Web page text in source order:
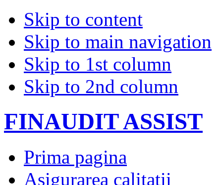
Skip to content
Skip to main navigation
Skip to 1st column
Skip to 2nd column
FINAUDIT ASSIST
Prima pagina
Asigurarea calitatii